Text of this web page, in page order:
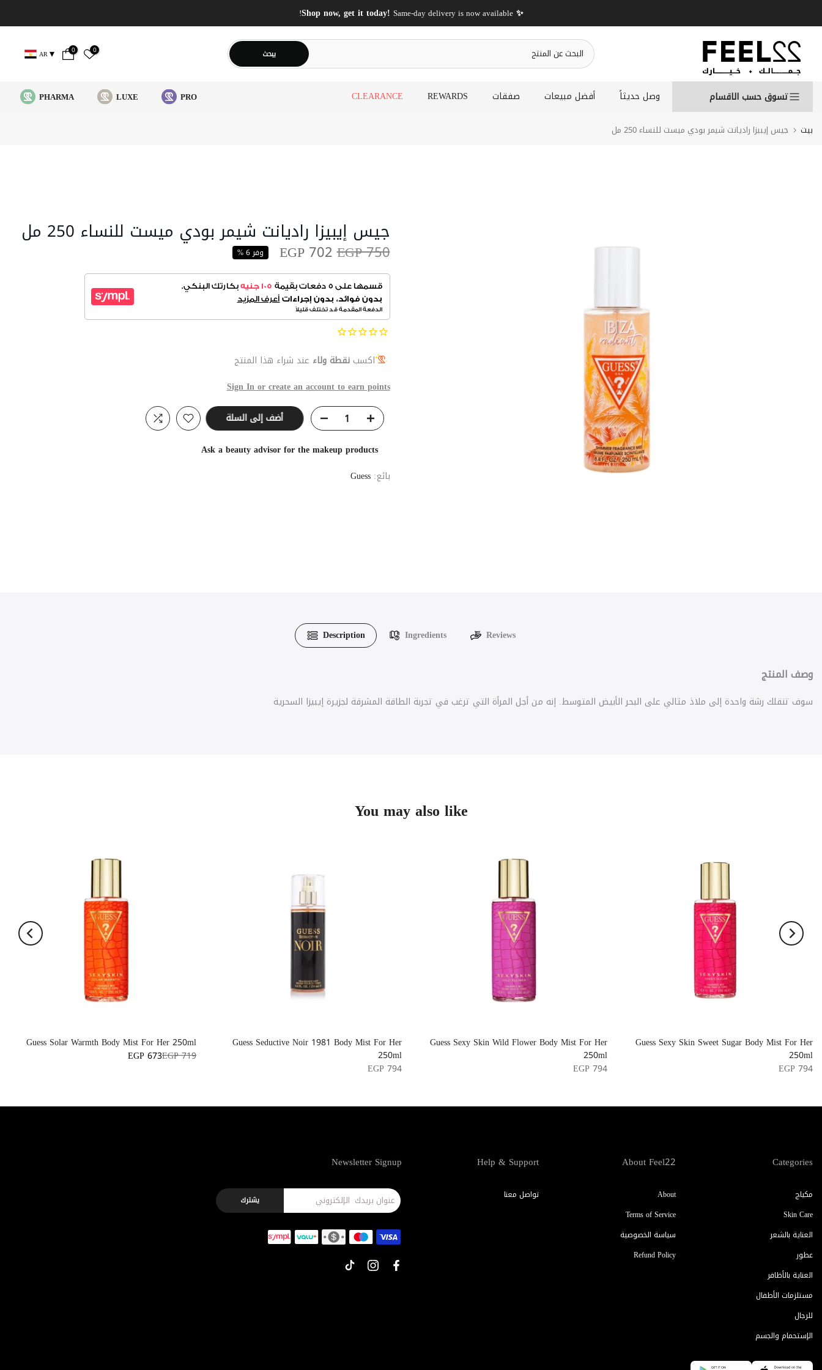
إلى
المحتوى
✨ Shop now, get it today!
Same-day delivery is now available!
يبحث 0
0
AR
تسوق حسب الاقسام وصل حديثاً أفضل مبيعات صفقات REWARDS
CLEARANCE
PRO
LUXE
PHARMA
بيت جيس إيبيزا راديانت شيمر بودي ميست للنساء 250 مل
جيس إيبيزا راديانت شيمر بودي ميست للنساء 250 مل
EGP 750
EGP 702 وفر 6 %
اكسبنقطة ولاء عند شراء هذا المنتج
Sign In or create an account to earn points
أضف إلى السلة
Ask a beauty advisor for the makeup products
بائع:Guess
Description Ingredients Reviews
وصف المنتج
سوف تنقلك رشة واحدة إلى ملاذ مثالي على البحر الأبيض المتوسط. إنه من أجل المرأة التي ترغب في تجربة الطاقة المشرقة لجزيرة إيبيزا السحرية
You may also like
Guess Solar Warmth Body Mist For Her 250ml
EGP 719
EGP 673
Guess Seductive Noir 1981 Body Mist For Her
250ml
EGP 794
Guess Sexy Skin Wild Flower Body Mist For Her
250ml
EGP 794
Guess Sexy Skin Sweet Sugar Body Mist For Her
250ml
EGP 794
Categories
مكياج
Skin Care
العناية بالشعر
عطور
العناية بالأظافر
مستلزمات الأطفال
للرجال
الإستحمام والجسم
About Feel22
About
Terms of Service
سياسة الخصوصية
Refund Policy
Help & Support
تواصل معنا
Newsletter Signup
يشترك